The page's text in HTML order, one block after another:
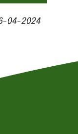
04-2024